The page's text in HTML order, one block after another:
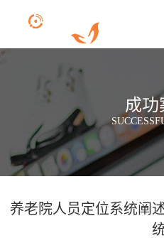
成功
养老院人员定位系统阐